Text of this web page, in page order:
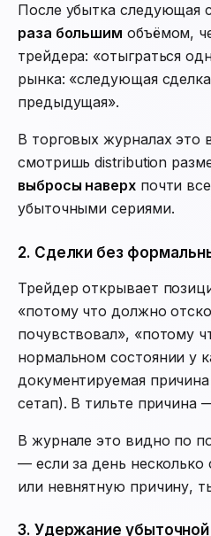
После убытка следующая
раза большим объёмом,
трейдера: «отыграться
рынка: «следующая
предыдущая».
В торговых журналах это
смотришь distribution
выбросы наверхпочти
убыточными сериями.
2. Сделки без
Трейдер открывает
«потому что должно
почувствовал», «потому
нормальном состоянии у
документируемая
сетап). В тильте причина
В журнале это видно по
— если за день
или невнятную причину,
3. Удержание